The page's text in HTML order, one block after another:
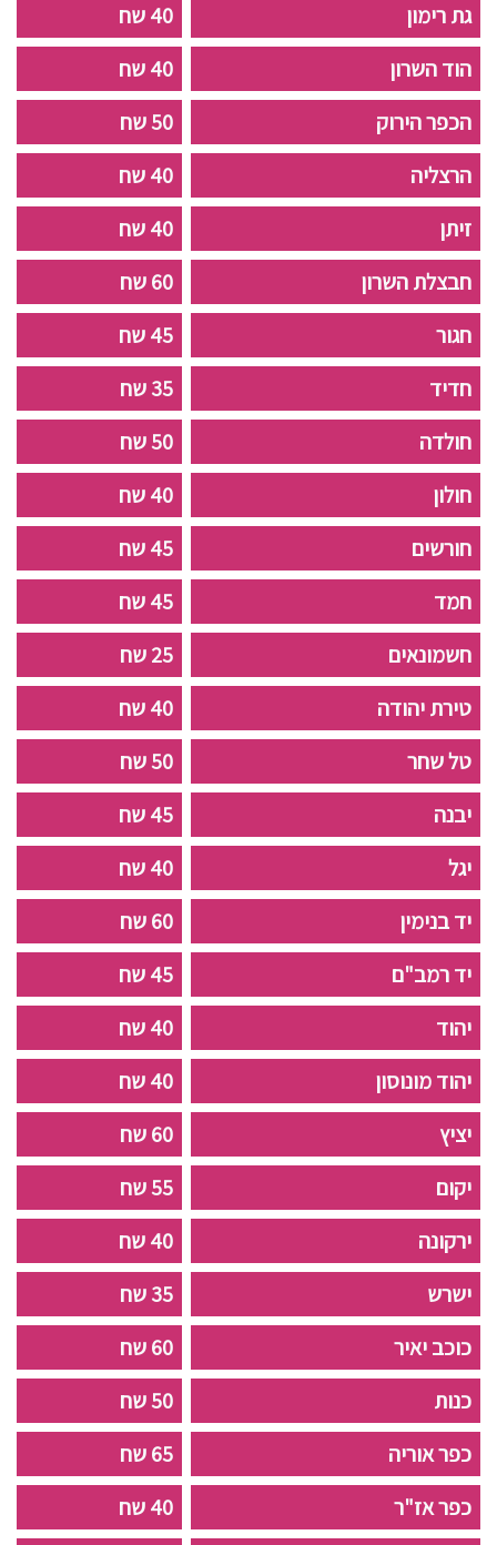
גת רימון
40 שח
הוד השרון
40 שח
הכפר הירוק
50 שח
הרצליה
40 שח
זיתן
40 שח
חבצלת השרון
60 שח
חגור
45 שח
חדיד
35 שח
חולדה
50 שח
חולון
40 שח
חורשים
45 שח
חמד
45 שח
חשמונאים
25 שח
טירת יהודה
40 שח
טל שחר
50 שח
יבנה
45 שח
יגל
40 שח
יד בנימין
60 שח
יד רמב"ם
45 שח
יהוד
40 שח
יהוד מונוסון
40 שח
יציץ
60 שח
יקום
55 שח
ירקונה
40 שח
ישרש
35 שח
כוכב יאיר
60 שח
כנות
50 שח
כפר אוריה
65 שח
כפר אז"ר
40 שח